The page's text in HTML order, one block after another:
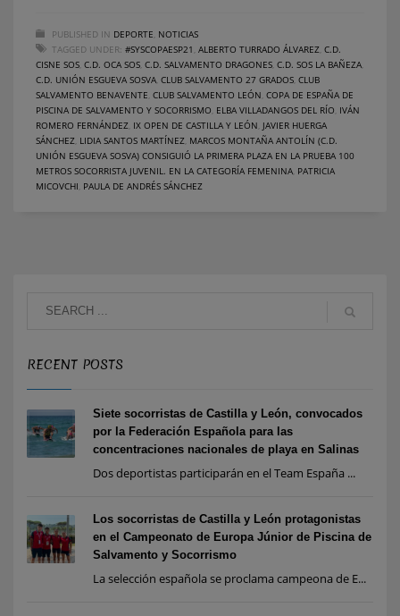
PUBLISHED IN DEPORTE NOTICIAS
TAGGED UNDER: #SYSCOPAESP21 ALBERTO TURRADO ÁLVAREZ C.D.
CISNE SOS C.D. OCA SOS C.D. SALVAMENTO DRAGONES C.D. SOS LA BAÑEZA
C.D. UNIÓN ESGUEVA SOSVA CLUB SALVAMENTO 27 GRADOS CLUB
SALVAMENTO BENAVENTE CLUB SALVAMENTO LEÓN COPA DE ESPAÑA DE
PISCINA DE SALVAMENTO Y SOCORRISMO ELBA VILLADANGOS DEL RÍO IVÁN
ROMERO FERNÁNDEZ IX OPEN DE CASTILLA Y LEÓN JAVIER HUERGA
SÁNCHEZ LIDIA SANTOS MARTÍNEZ MARCOS MONTAÑA ANTOLÍN (C.D.
UNIÓN ESGUEVA SOSVA) CONSIGUIÓ LA PRIMERA PLAZA EN LA PRUEBA 100
METROS SOCORRISTA JUVENIL. EN LA CATEGORÍA FEMENINA PATRICIA
MICOVCHI PAULA DE ANDRÉS SÁNCHEZ
RECENT POSTS
Siete socorristas de Castilla y León, convocados
por la Federación Española para las
concentraciones nacionales de playa en Salinas
Dos deportistas participarán en el Team España ...
Los socorristas de Castilla y León protagonistas
en el Campeonato de Europa Júnior de Piscina de
Salvamento y Socorrismo
La selección española se proclama campeona de E...